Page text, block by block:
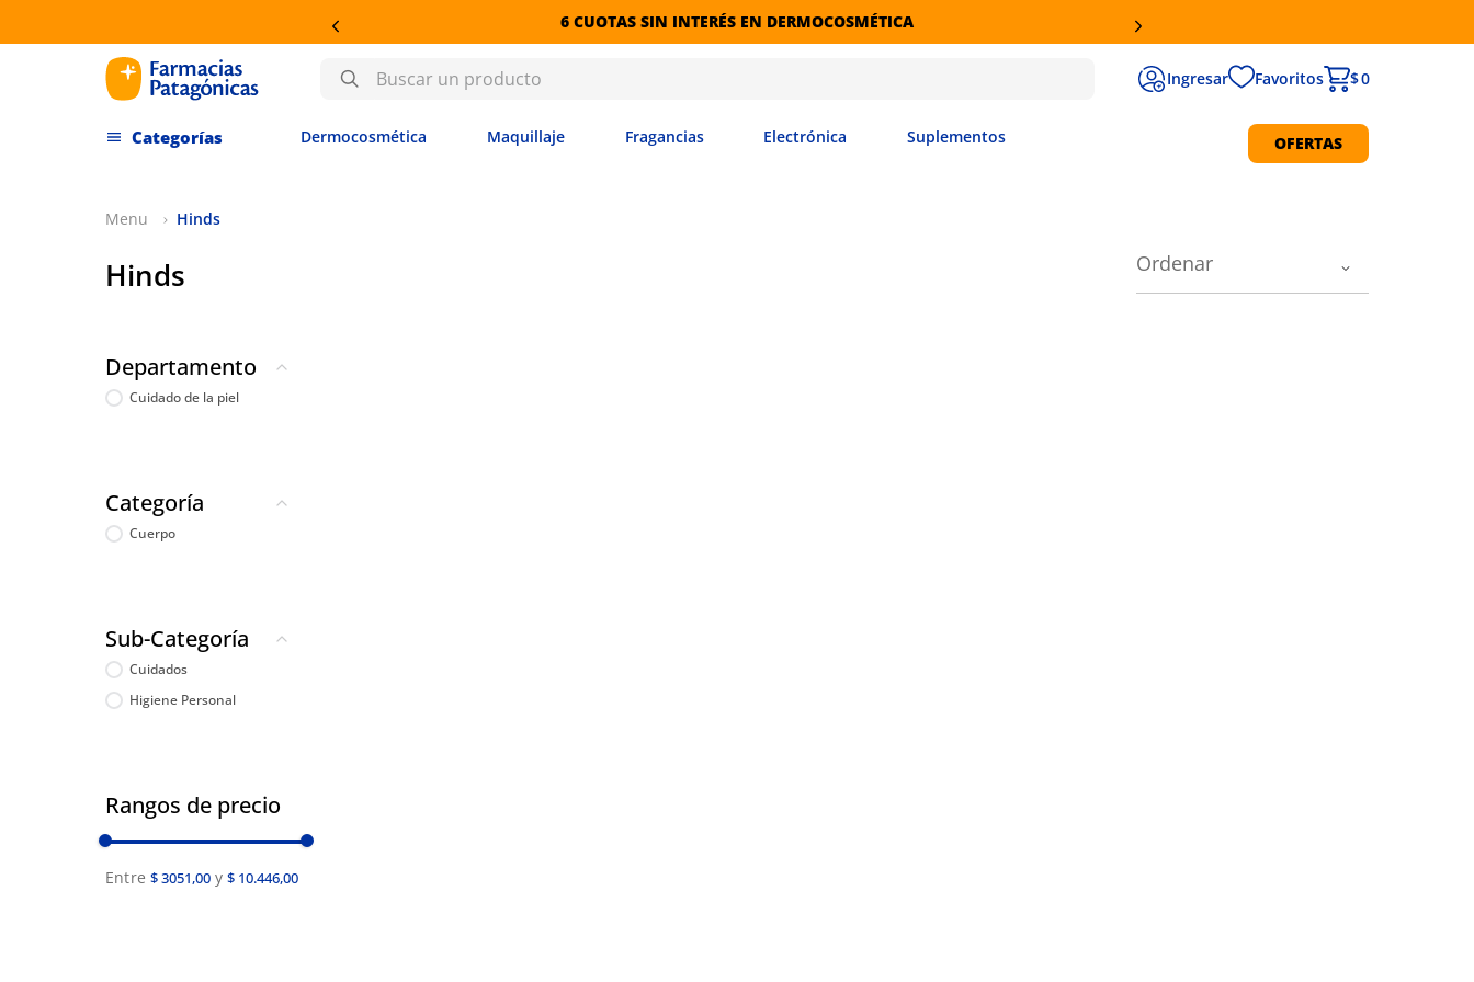
6 CUOTAS SIN INTERÉS EN DERMOCOSMÉTICA
Buscar un producto Favoritos $ 0
Dermocosmética Maquillaje Fragancias Electrónica Suplementos OFERTAS
Hinds
Hinds
Departamento
Cuidado de la piel
Categoría
Cuerpo
Sub-Categoría
Cuidados
Higiene Personal
Rangos de precio
$ 3051,00 $ 10.446,00